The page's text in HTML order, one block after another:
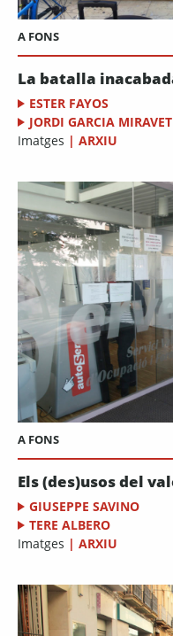
A FONS
La batalla
ESTER FAYOS
JORDI GARCIA MIRAVET
Imatges | ARXIU
A FONS
Els (des)usos del
GIUSEPPE SAVINO
TERE ALBERO
Imatges | ARXIU